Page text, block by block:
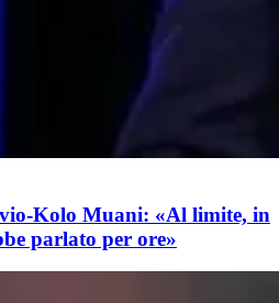
Kolo Muani: «Al limite, in
parlato per ore»